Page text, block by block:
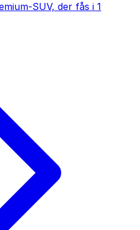
SUV, der fås i 1